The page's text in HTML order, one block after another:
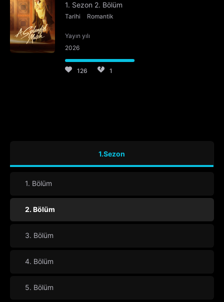
1. Sezon 2. Bölüm
Tarihi Romantik
Yayın yılı
2026
126 1
1.Sezon
1. Bölüm
2. Bölüm
3. Bölüm
4. Bölüm
5. Bölüm